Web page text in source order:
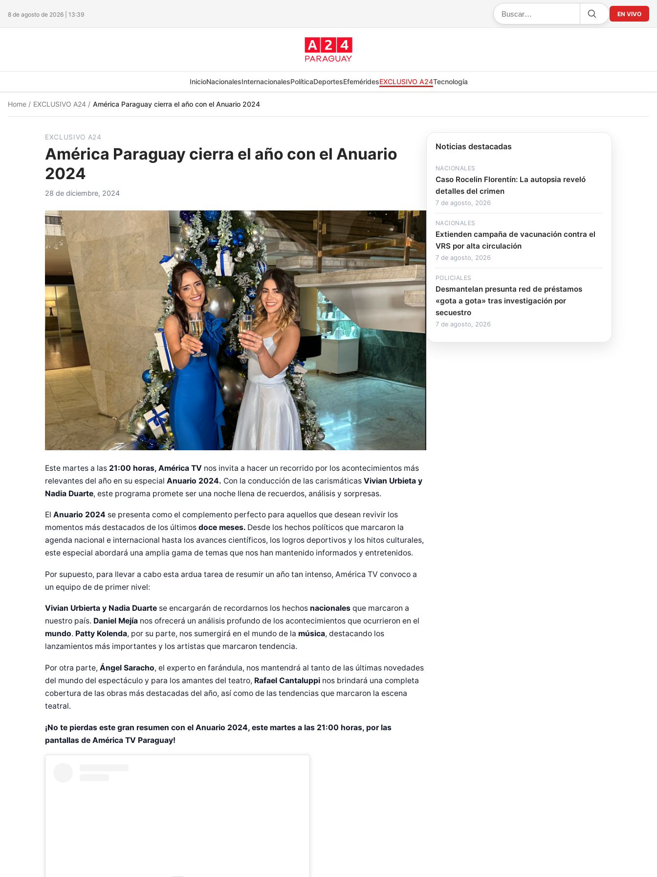
8 de agosto de 2026 | 13:39 EN VIVO
InicioNacionalesInternacionalesPolíticaDeportesEfeméridesEXCLUSIVO A24Tecnología
Home / EXCLUSIVO A24 / América Paraguay cierra el año con el Anuario 2024
EXCLUSIVO A24
América Paraguay cierra el año con el Anuario
2024
28 de diciembre, 2024
Este martes a las 21:00 horas, América TV nos invita a hacer un recorrido por los acontecimientos más
relevantes del año en su especial Anuario 2024. Con la conducción de las carismáticas Vivian Urbieta y
Nadia Duarte, este programa promete ser una noche llena de recuerdos, análisis y sorpresas.
El Anuario 2024 se presenta como el complemento perfecto para aquellos que desean revivir los
momentos más destacados de los últimos doce meses. Desde los hechos políticos que marcaron la
agenda nacional e internacional hasta los avances científicos, los logros deportivos y los hitos culturales,
este especial abordará una amplia gama de temas que nos han mantenido informados y entretenidos.
Por supuesto, para llevar a cabo esta ardua tarea de resumir un año tan intenso, América TV convoco a
un equipo de de primer nivel:
Vivian Urbierta y Nadia Duarte se encargarán de recordarnos los hechos nacionales que marcaron a
nuestro país. Daniel Mejía nos ofrecerá un análisis profundo de los acontecimientos que ocurrieron en el
mundo. Patty Kolenda, por su parte, nos sumergirá en el mundo de la música, destacando los
lanzamientos más importantes y los artistas que marcaron tendencia.
Por otra parte, Ángel Saracho, el experto en farándula, nos mantendrá al tanto de las últimas novedades
del mundo del espectáculo y para los amantes del teatro, Rafael Cantaluppi nos brindará una completa
cobertura de las obras más destacadas del año, así como de las tendencias que marcaron la escena
teatral.
¡No te pierdas este gran resumen con el Anuario 2024, este martes a las 21:00 horas, por las
pantallas de América TV Paraguay!
Noticias destacadas
NACIONALES
Caso Rocelin Florentín: La autopsia reveló
detalles del crimen
7 de agosto, 2026
NACIONALES
Extienden campaña de vacunación contra el
VRS por alta circulación
7 de agosto, 2026
POLICIALES
Desmantelan presunta red de préstamos
«gota a gota» tras investigación por
secuestro
7 de agosto, 2026